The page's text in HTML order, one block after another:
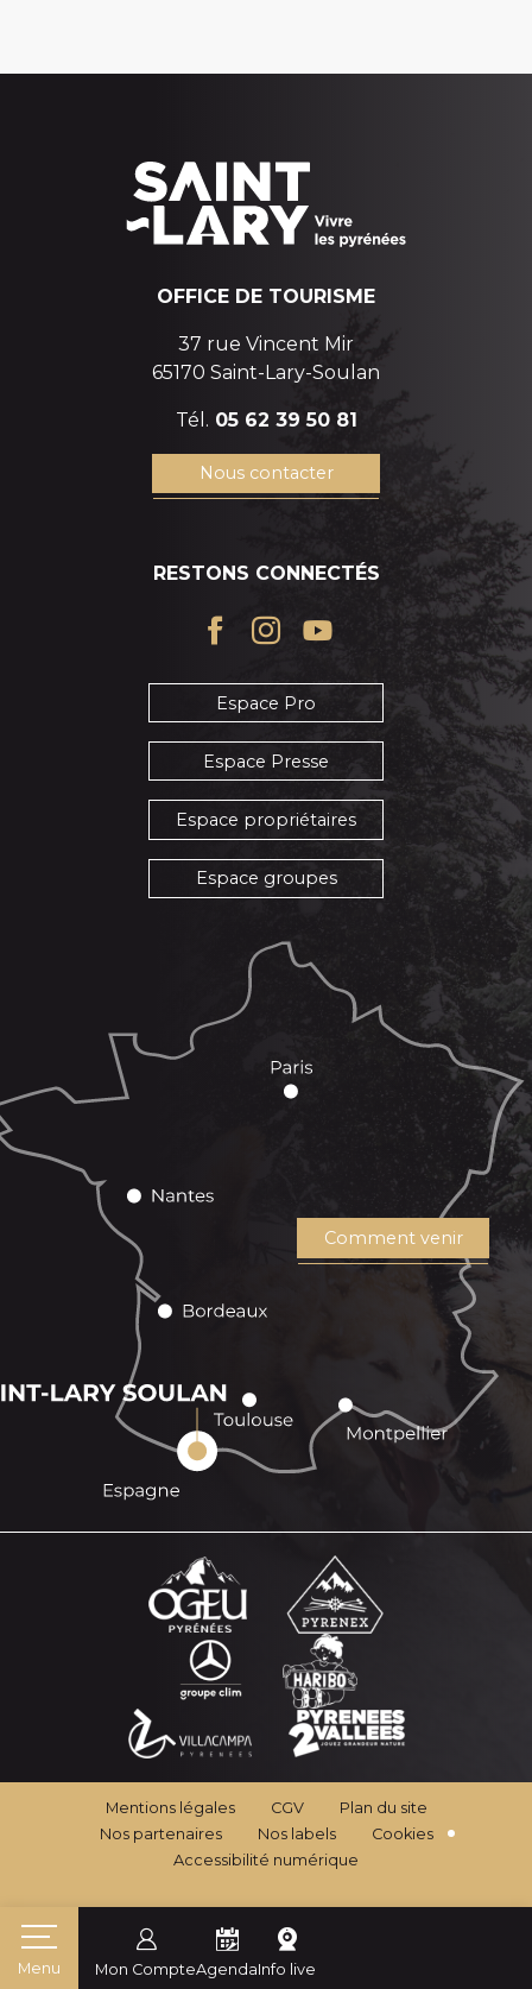
Mon CompteAgendaInfo live
Menu
OFFICE DE TOURISME
37 rue Vincent Mir
65170 Saint-Lary-Soulan
Tél. 05 62 39 50 81
Nous contacter
RESTONS CONNECTÉS
Espace Pro
Espace Presse
Espace propriétaires
Espace groupes
Comment venir
Mentions légales CGV
Plan du site
Nos partenaires
Nos labels
Cookies
Accessibilité numérique